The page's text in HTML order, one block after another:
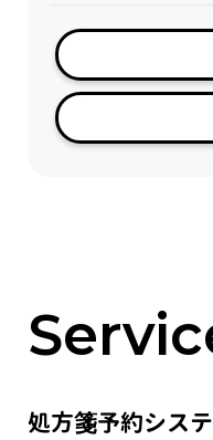
処方箋予約シス